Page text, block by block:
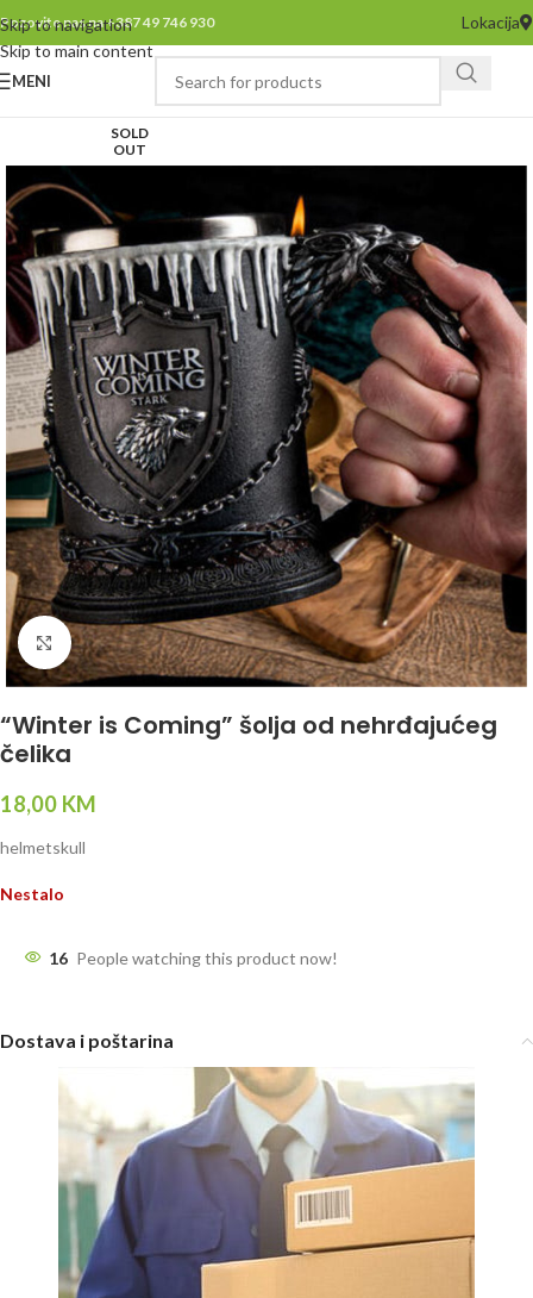
Skip to navigation
Skip to main content
Pozovite nas na +387 49 746 930 Lokacija
MENI
SOLD
OUT
Click to enlarge
“Winter is Coming” šolja od nehrđajućeg
čelika
18,00 KM
helmetskull
Nestalo
16 People watching this product now!
Dostava i poštarina